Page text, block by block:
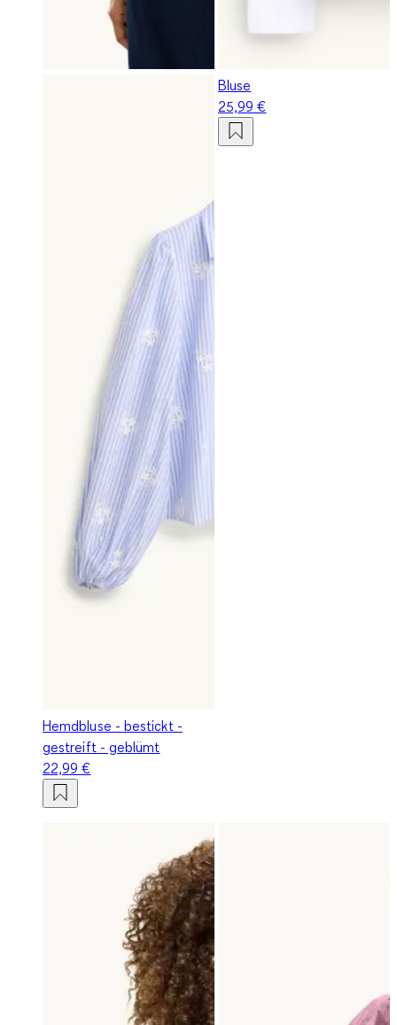
Hemdbluse - bestickt -
gestreift - geblümt
22,99 €
Bluse
25,99 €